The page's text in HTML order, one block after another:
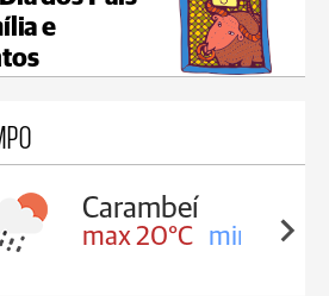
e
Carambeí
max 20°C min 18°C